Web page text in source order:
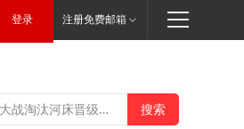
登录 注册免费邮箱